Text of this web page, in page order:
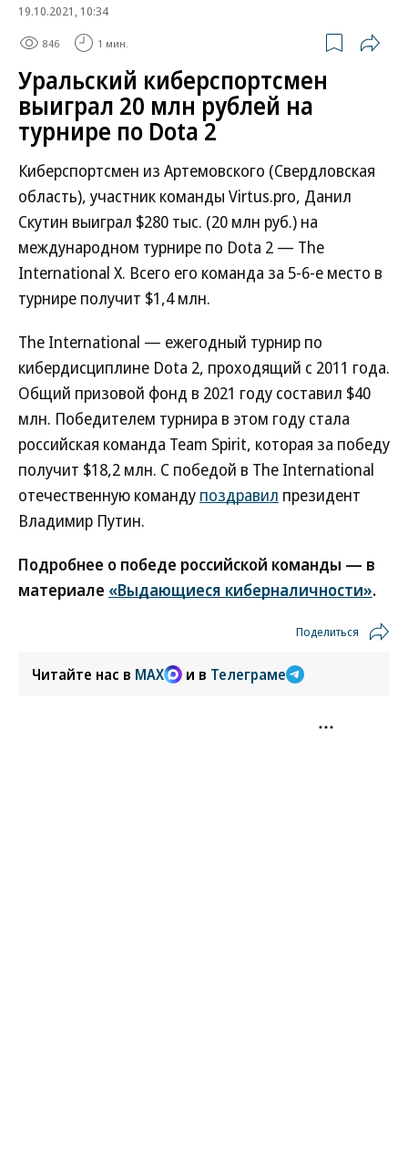
19.10.2021, 10:34
846 1 мин.
Уральский киберспортсмен
выиграл 20 млн рублей на
турнире по Dota 2
Киберспортсмен из Артемовского (Свердловская
область), участник команды Virtus.pro, Данил
Скутин выиграл $280 тыс. (20 млн руб.) на
международном турнире по Dota 2 — The
International X. Всего его команда за 5-6-е место в
турнире получит $1,4 млн.
The International — ежегодный турнир по
кибердисциплине Dota 2, проходящий с 2011 года.
Общий призовой фонд в 2021 году составил $40
млн. Победителем турнира в этом году стала
российская команда Team Spirit, которая за победу
получит $18,2 млн. С победой в The International
отечественную команду поздравил президент
Владимир Путин.
Подробнее о победе российской команды — в
материале «Выдающиеся киберналичности».
Поделиться
Читайте нас в MAX и в Телеграме